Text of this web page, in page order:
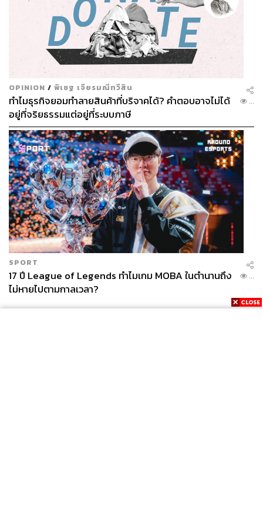
OPINION / พิเชฐ เจียรมณีทวีสิน
ทำไมธุรกิจยอมทำลายสินค้าที่บริจาคได้? คำตอบอาจไม่ได้
อยู่ที่จริยธรรมแต่อยู่ที่ระบบภาษี
...
SPORT
17 ปี League of Legends ทำไมเกม MOBA ในตำนานถึง
ไม่หายไปตามกาลเวลา?
...